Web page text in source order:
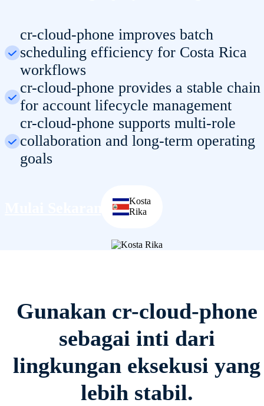
cr-cloud-phone improves batch
scheduling efficiency for Costa Rica
workflows
cr-cloud-phone provides a stable chain
for account lifecycle management
cr-cloud-phone supports multi-role
collaboration and long-term operating
goals
Mulai Sekarang
Kosta
Rika
Gunakan cr-cloud-phone
sebagai inti dari
lingkungan eksekusi yang
lebih stabil.